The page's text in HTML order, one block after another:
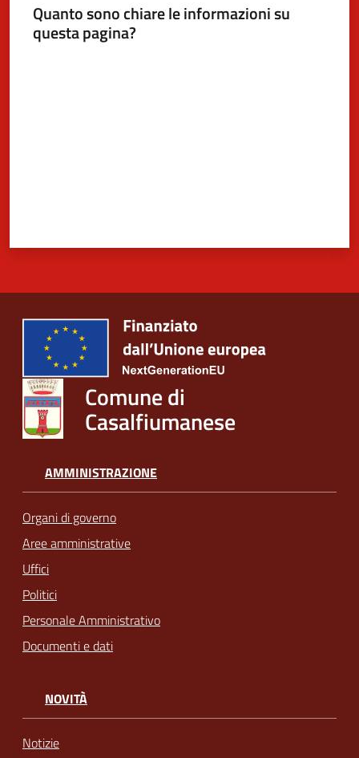
Quanto sono chiare le informazioni su
questa pagina?
Comune di
Casalfiumanese
AMMINISTRAZIONE
Organi di governo
Aree amministrative
Uffici
Politici
Personale Amministrativo
Documenti e dati
NOVITÀ
Notizie